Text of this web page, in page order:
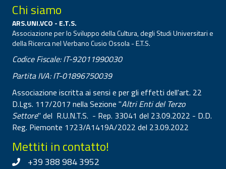
Chi siamo
ARS.UNI.VCO - E.T.S.
Associazione per lo Sviluppo della Cultura, degli Studi Universitari e
della Ricerca nel Verbano Cusio Ossola - E.T.S.
Codice Fiscale: IT-92011990030
Partita IVA: IT-01896750039
Associazione iscritta ai sensi e per gli effetti dell'art. 22
D.Lgs. 117/2017 nella Sezione "Altri Enti del Terzo
Settore" del R.U.N.T.S. - Rep. 33041 del 23.09.2022 - D.D.
Reg. Piemonte 1723/A1419A/2022 del 23.09.2022
Mettiti in contatto!
+39 388 984 3952